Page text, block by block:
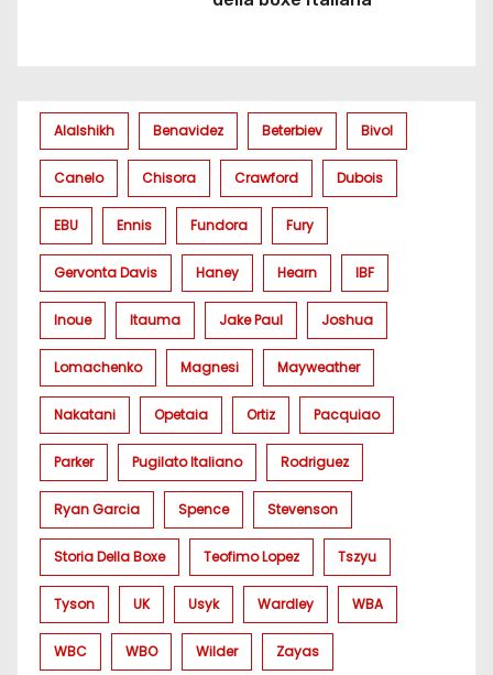
Alalshikh Benavidez Beterbiev Bivol
Canelo Chisora Crawford Dubois
EBU Ennis Fundora Fury
Gervonta Davis Haney Hearn IBF
Inoue Itauma Jake Paul Joshua
Lomachenko Magnesi Mayweather
Nakatani Opetaia Ortiz Pacquiao
Parker Pugilato Italiano Rodriguez
Ryan Garcia Spence Stevenson
Storia Della Boxe Teofimo Lopez Tszyu
Tyson UK Usyk Wardley WBA
WBC WBO Wilder Zayas